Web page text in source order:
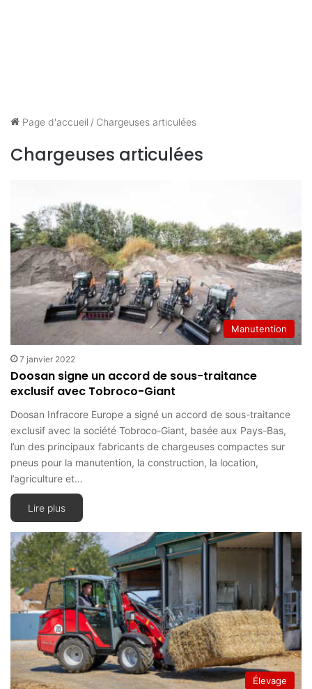
Page d'accueil / Chargeuses articulées
Chargeuses articulées
Manutention
7 janvier 2022
Doosan signe un accord de sous-traitance
exclusif avec Tobroco-Giant
Doosan Infracore Europe a signé un accord de sous-traitance
exclusif avec la société Tobroco-Giant, basée aux Pays-Bas,
l’un des principaux fabricants de chargeuses compactes sur
pneus pour la manutention, la construction, la location,
l’agriculture et…
Lire plus
Élevage